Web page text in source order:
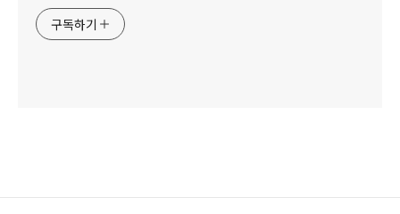
구독하기